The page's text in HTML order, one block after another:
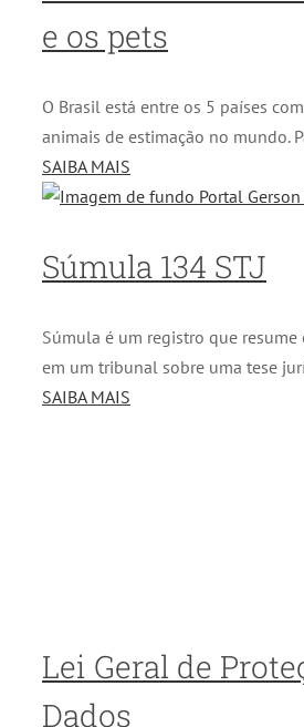
e os pets
O Brasil está entre os 5 países
animais de estimação no mundo.
SAIBA MAIS
Súmula 134 STJ
Súmula é um registro que
em um tribunal sobre uma tese
SAIBA MAIS
Lei Geral de
Dados